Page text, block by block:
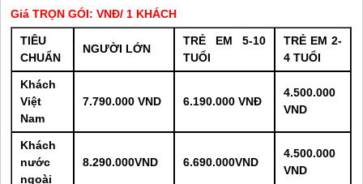
Giá TRỌN GÓI: VNĐ/ 1 KHÁCH
TIÊU
CHUẨN
NGƯỜI LỚN
TRẺ EM 5-10
TUỔI
TRẺ EM 2-
4 TUỔI
Khách
Việt
Nam
7.790.000 VND 6.190.000 VNĐ
4.500.000
VND
Khách
nước
ngoài
8.290.000VND 6.690.000VND
4.500.000
VND